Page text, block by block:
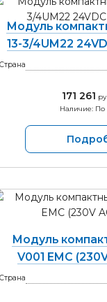
Модуль
13-3/4UM22
Страна
171 261
Наличие: По
Модуль
V001 EMC
Страна